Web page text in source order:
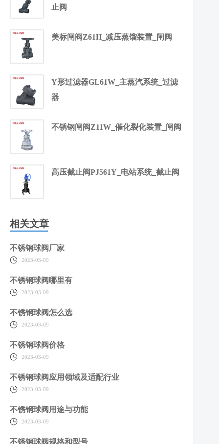
止阀
美标闸阀Z61H_减压蒸馏装置_闸阀
Y形过滤器GL61W_主蒸汽系统_过滤
器
不锈钢闸阀Z11W_催化裂化装置_闸阀
高压截止阀PJ561Y_电站系统_截止阀
相关文章
不锈钢球阀厂家
2023-03-09
不锈钢球阀哪里有
2023-03-09
不锈钢球阀怎么选
2023-03-09
不锈钢球阀价格
2023-03-09
不锈钢球阀应用领域及适配行业
2023-03-09
不锈钢球阀用途与功能
2023-03-09
不锈钢球阀规格和型号